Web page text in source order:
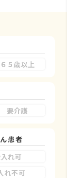
６５歳以上
要介護
患者
れ可
れ不可